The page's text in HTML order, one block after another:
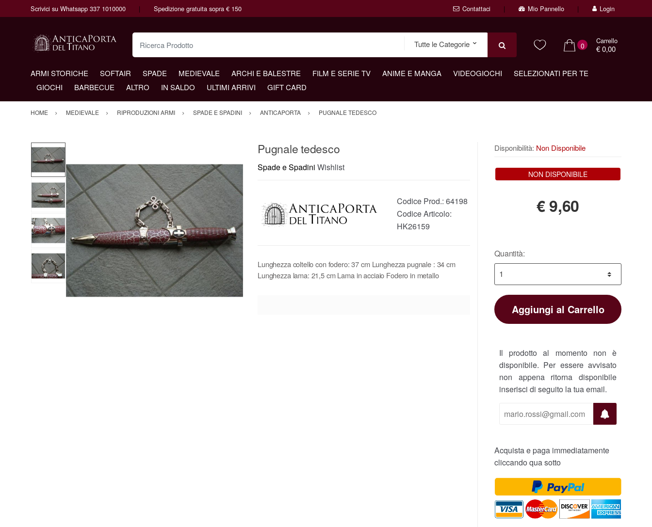
Scrivici su Whatsapp 337 1010000 Spedizione gratuita sopra € 150 Contattaci Mio Pannello Login
Ricerca Prodotto
0
Carrello
€ 0,00
ARMI STORICHE SOFTAIR SPADE MEDIEVALE ARCHI E BALESTRE FILM E SERIE TV ANIME E MANGA VIDEOGIOCHI
SELEZIONATI PER TE
GIOCHI
BARBECUE ALTRO IN SALDO ULTIMI ARRIVI GIFT CARD
HOME MEDIEVALE RIPRODUZIONI ARMI SPADE E SPADINI ANTICAPORTA PUGNALE TEDESCO
Pugnale tedesco
Spade e Spadini Wishlist
Codice Prod.: 64198
Codice Articolo:
HK26159
Lunghezza coltello con fodero: 37 cm Lunghezza pugnale : 34 cm
Lunghezza lama: 21,5 cm Lama in acciaio Fodero in metallo
Disponibilità: Non Disponibile
NON DISPONIBILE
€9,60
Quantità:
Aggiungi al Carrello
Il prodotto al momento non è
disponibile. Per essere avvisato
non appena ritorna disponibile
inserisci di seguito la tua email.
Acquista e paga immediatamente
cliccando qua sotto